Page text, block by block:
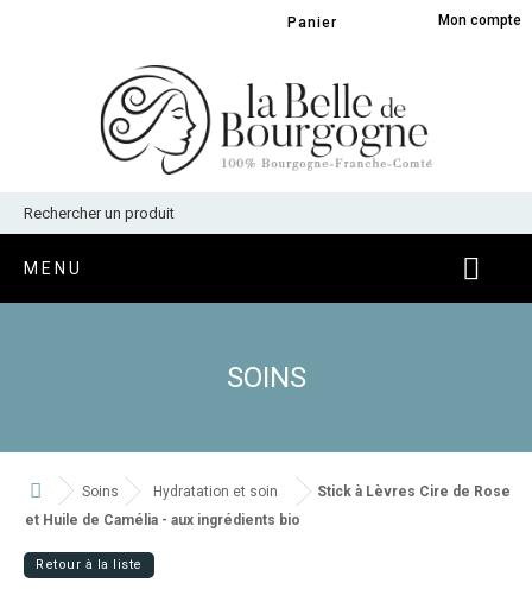
Mon compte
Panier
MENU
SOINS
Soins Hydratation et soin
Stick à Lèvres Cire de Rose
et Huile de Camélia - aux ingrédients bio
Retour à la liste